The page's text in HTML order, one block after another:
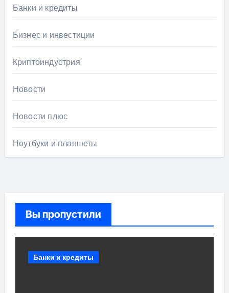
Банки и кредиты
Бизнес и инвестиции
Криптоиндустрия
Новости
Новости плюс
Ноутбуки и планшеты
Вы пропустили
Банки и кредиты